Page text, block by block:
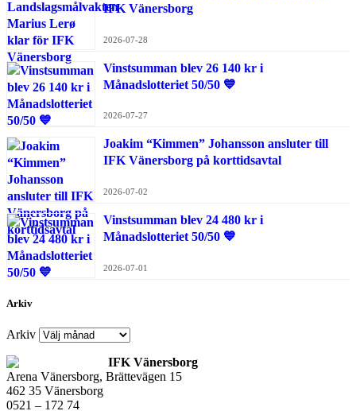
IFK Vänersborg
2026-07-28
Vinstsumman blev 26 140 kr i
Månadslotteriet 50/50 💙
2026-07-27
Joakim “Kimmen” Johansson ansluter till
IFK Vänersborg på korttidsavtal
2026-07-02
Vinstsumman blev 24 480 kr i
Månadslotteriet 50/50 💙
2026-07-01
Arkiv
Arkiv
IFK Vänersborg
Arena Vänersborg, Brättevägen 15
462 35 Vänersborg
0521 – 172 74